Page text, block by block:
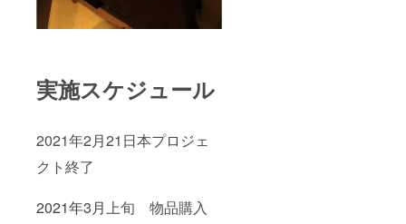
実施スケジュール
2021年2月21日本プロジェ
クト終了
2021年3月上旬 物品購入